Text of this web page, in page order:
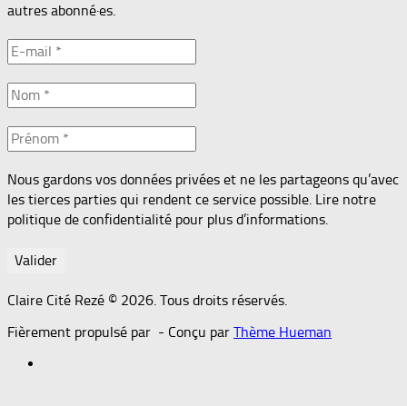
autres abonné·es.
Nous gardons vos données privées et ne les partageons qu’avec
les tierces parties qui rendent ce service possible. Lire notre
politique de confidentialité pour plus d’informations.
Claire Cité Rezé © 2026. Tous droits réservés.
Fièrement propulsé par - Conçu par Thème Hueman